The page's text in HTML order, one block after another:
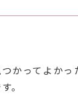
かってよか
。